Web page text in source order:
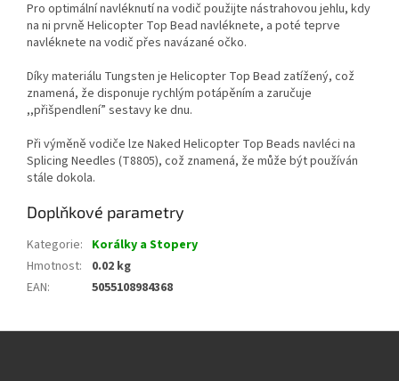
Pro optimální navléknutí na vodič použijte nástrahovou jehlu, kdy
na ni prvně Helicopter Top Bead navléknete, a poté teprve
navléknete na vodič přes navázané očko.
Díky materiálu Tungsten je Helicopter Top Bead zatížený, což
znamená, že disponuje rychlým potápěním a zaručuje
,,přišpendlení” sestavy ke dnu.
Při výměně vodiče lze Naked Helicopter Top Beads navléci na
Splicing Needles (T8805), což znamená, že může být používán
stále dokola.
Doplňkové parametry
Kategorie: Korálky a Stopery
Hmotnost:
0.02 kg
EAN: 5055108984368